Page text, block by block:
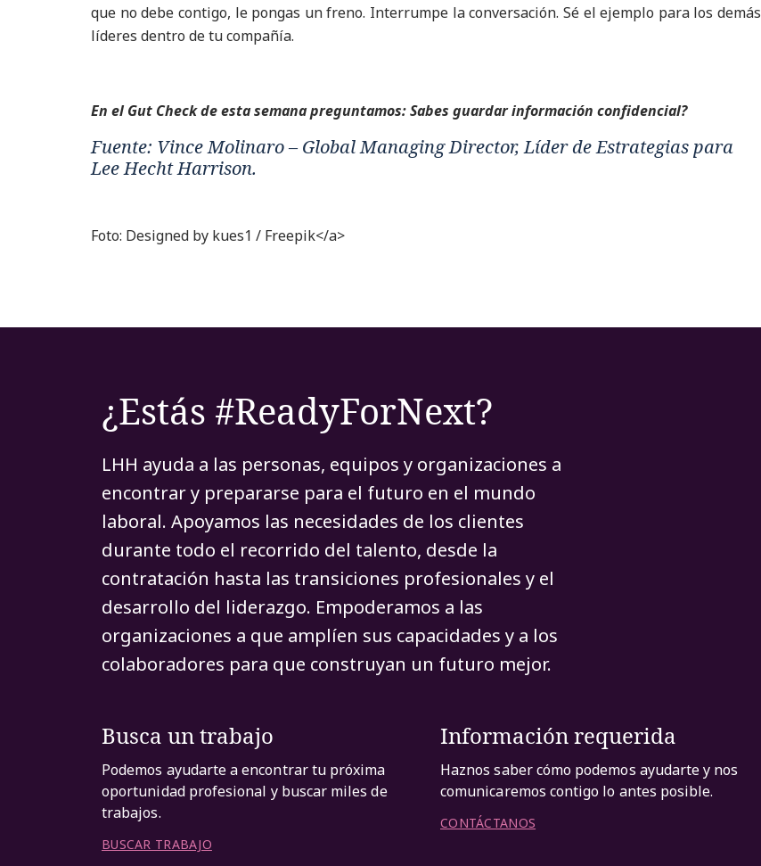
que no debe contigo, le pongas un freno. Interrumpe la conversación. Sé el ejemplo para los demás
líderes dentro de tu compañía.
En el Gut Check de esta semana preguntamos: Sabes guardar información confidencial?
Fuente: Vince Molinaro – Global Managing Director, Líder de Estrategias para
Lee Hecht Harrison.
Foto: Designed by kues1 / Freepik</a>
¿Estás #ReadyForNext?
LHH ayuda a las personas, equipos y organizaciones a
encontrar y prepararse para el futuro en el mundo
laboral. Apoyamos las necesidades de los clientes
durante todo el recorrido del talento, desde la
contratación hasta las transiciones profesionales y el
desarrollo del liderazgo. Empoderamos a las
organizaciones a que amplíen sus capacidades y a los
colaboradores para que construyan un futuro mejor.
Busca un trabajo
Podemos ayudarte a encontrar tu próxima
oportunidad profesional y buscar miles de
trabajos.
BUSCAR TRABAJO
Información requerida
Haznos saber cómo podemos ayudarte y nos
comunicaremos contigo lo antes posible.
CONTÁCTANOS